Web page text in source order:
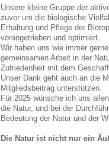
Unsere kleine Gruppe der
zuvor um die biologische
Erhaltung und Pflege der
vorangetrieben und optimiert.
Wir haben uns wie immer
gemeinsamen Arbeit in der
Zufriedenheit mit dem
Unser Dank geht auch an die
Mitgliedsbeitrag unterstützen.
Für 2025 wünsche ich uns
die Natur, und bei der
Bedeutung der Natur und der
Die Natur ist nicht nur ein